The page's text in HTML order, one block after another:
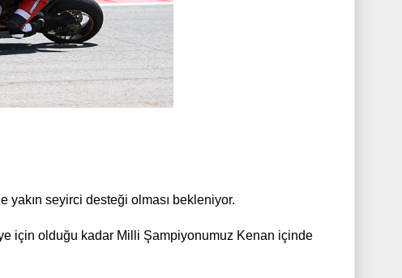
yakın seyirci desteği olması bekleniyor.
için olduğu kadar Milli Şampiyonumuz Kenan içinde